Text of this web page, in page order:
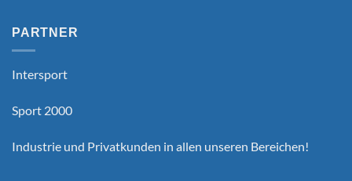
PARTNER
Intersport
Sport 2000
Industrie und Privatkunden in allen unseren Bereichen!